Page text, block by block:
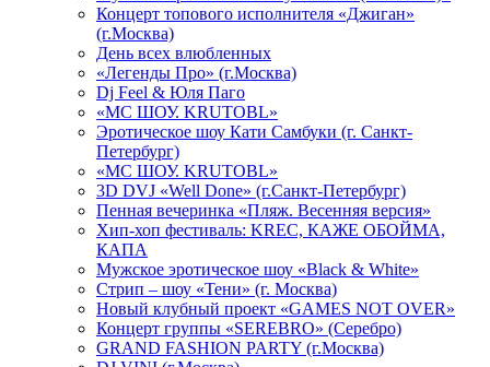
Концерт топового исполнителя «Джиган»
(г.Москва)
День всех влюбленных
«Легенды Про» (г.Москва)
Dj Feel & Юля Паго
«МС ШОУ. KRUTOBL»
Эротическое шоу Кати Самбуки (г. Санкт-
Петербург)
«МС ШОУ. KRUTOBL»
3D DVJ «Well Done» (г.Санкт-Петербург)
Пенная вечеринка «Пляж. Весенняя версия»
Хип-хоп фестиваль: KREC, КАЖЕ ОБОЙМА,
КАПА
Мужское эротическое шоу «Black & White»
Стрип – шоу «Тени» (г. Москва)
Новый клубный проект «GAMES NOT OVER»
Концерт группы «SEREBRO» (Серебро)
GRAND FASHION PARTY (г.Москва)